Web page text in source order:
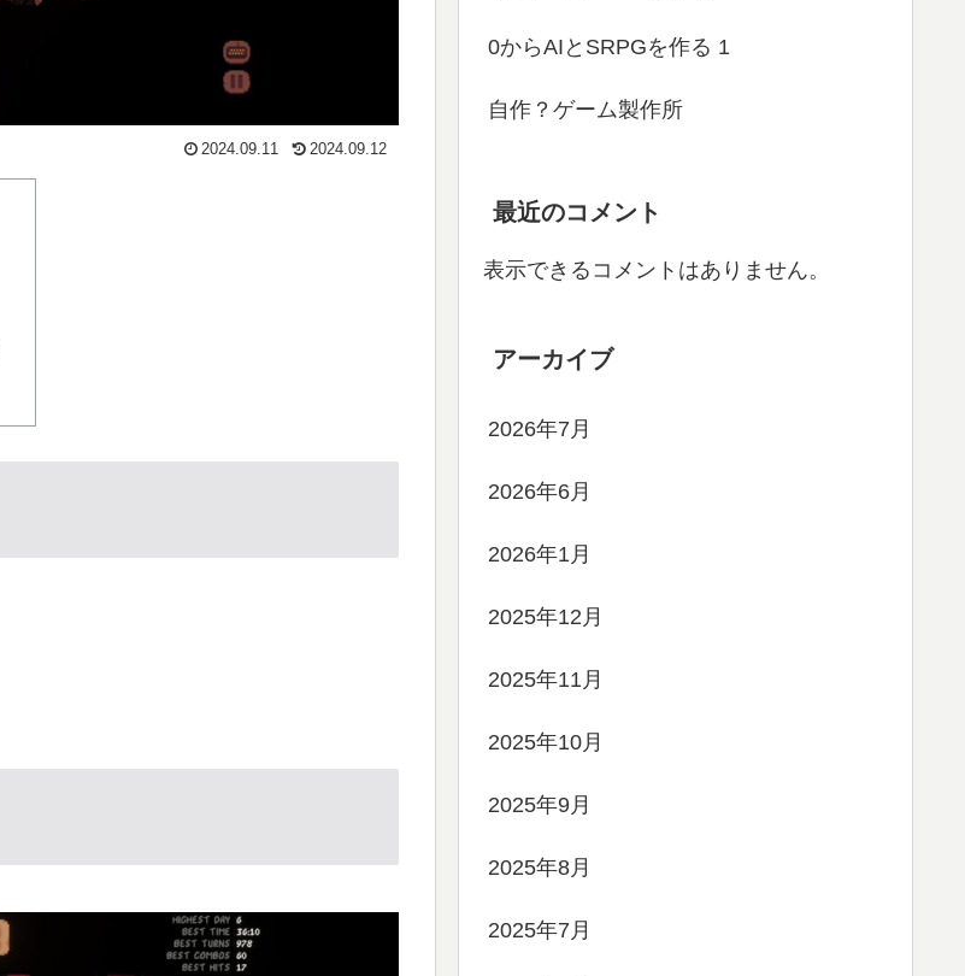
2024.09.11 2024.09.12
0からAIとSRPGを作る 1
自作？ゲーム製作所
最近のコメント
表示できるコメントはありません。
アーカイブ
2026年7月
2026年6月
2026年1月
2025年12月
2025年11月
2025年10月
2025年9月
2025年8月
2025年7月